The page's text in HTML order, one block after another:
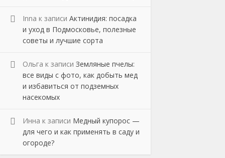
Inna к записи Актинидия: посадка
и уход в Подмосковье, полезные
советы и лучшие сорта
Ольга к записи Земляные пчелы:
все виды с фото, как добыть мед
и избавиться от подземных
насекомых
Инна к записи Медный купорос —
для чего и как применять в саду и
огороде?